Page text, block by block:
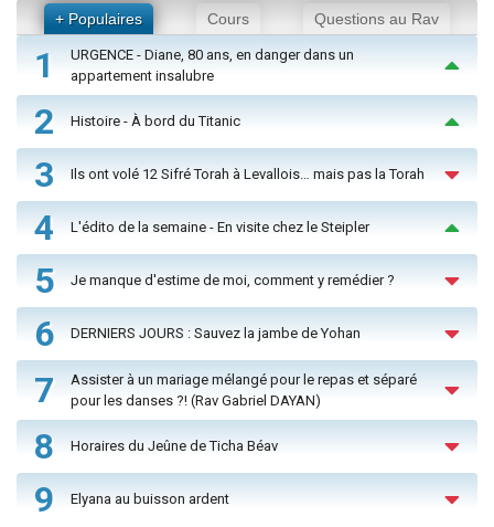
+ Populaires Cours Questions au Rav
1
URGENCE - Diane, 80 ans, en danger dans un
appartement insalubre
2 Histoire - À bord du Titanic
3 Ils ont volé 12 Sifré Torah à Levallois… mais pas la Torah
4 L'édito de la semaine - En visite chez le Steipler
5 Je manque d'estime de moi, comment y remédier ?
6 DERNIERS JOURS : Sauvez la jambe de Yohan
7
Assister à un mariage mélangé pour le repas et séparé
pour les danses ?! (Rav Gabriel DAYAN)
8 Horaires du Jeûne de Ticha Béav
9 Elyana au buisson ardent